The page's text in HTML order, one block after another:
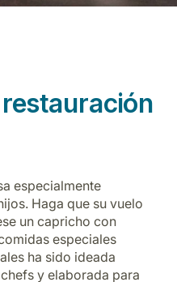
especialmente
Haga que su vuelo
un capricho con
especiales
ha sido ideada
y elaborada para